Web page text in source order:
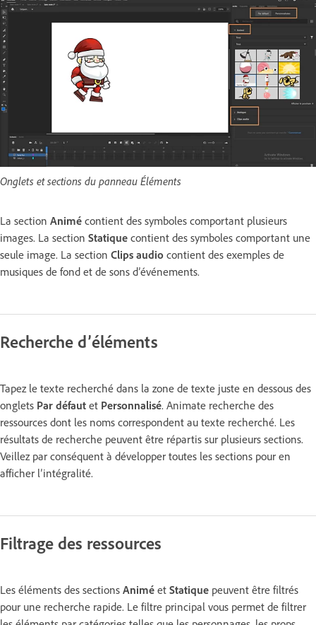
Onglets et sections du panneau Éléments
La section Animé contient des symboles comportant plusieurs
images. La section Statique contient des symboles comportant une
seule image. La section Clips audio contient des exemples de
musiques de fond et de sons d’événements.
Recherche d’éléments
Tapez le texte recherché dans la zone de texte juste en dessous des
onglets Par défaut et Personnalisé. Animate recherche des
ressources dont les noms correspondent au texte recherché. Les
résultats de recherche peuvent être répartis sur plusieurs sections.
Veillez par conséquent à développer toutes les sections pour en
afficher l’intégralité.
Filtrage des ressources
Les éléments des sections Animé et Statique peuvent être filtrés
pour une recherche rapide. Le filtre principal vous permet de filtrer